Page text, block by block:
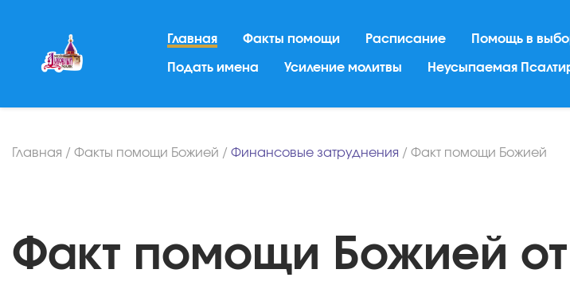
Главная Факты помощи Расписание Помощь в
Подать имена Усиление молитвы Неусыпаемая
Главная / Факты помощи Божией / Финансовые затруднения / Факт помощи Божией
Факт помощи Божией от